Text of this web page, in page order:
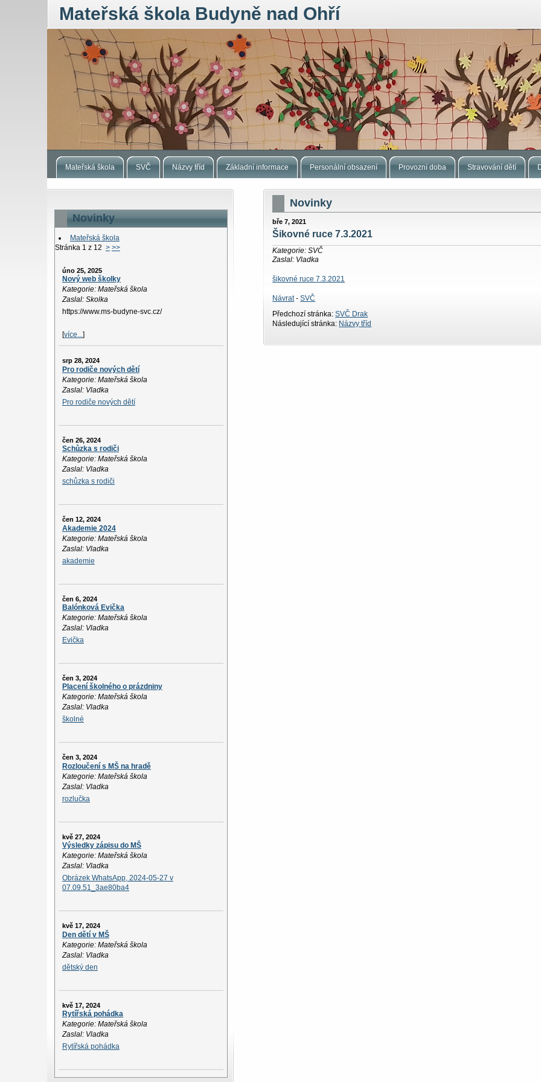
Mateřská škola Budyně nad Ohří
Mateřská škola SVČ Názvy tříd Základní informace Personální obsazení Provozní doba Stravování dětí
Novinky
Mateřská škola
Stránka 1 z 12 > >>
úno 25, 2025
Nový web školky
Kategorie: Mateřská škola
Zaslal: Skolka
https://www.ms-budyne-svc.cz/
[více...]
srp 28, 2024
Pro rodiče nových dětí
Kategorie: Mateřská škola
Zaslal: Vladka
Pro rodiče nových dětí
čen 26, 2024
Schůzka s rodiči
Kategorie: Mateřská škola
Zaslal: Vladka
schůzka s rodiči
čen 12, 2024
Akademie 2024
Kategorie: Mateřská škola
Zaslal: Vladka
akademie
čen 6, 2024
Balónková Evička
Kategorie: Mateřská škola
Zaslal: Vladka
Evička
čen 3, 2024
Placení školného o prázdniny
Kategorie: Mateřská škola
Zaslal: Vladka
školné
čen 3, 2024
Rozloučení s MŠ na hradě
Kategorie: Mateřská škola
Zaslal: Vladka
rozlučka
kvě 27, 2024
Výsledky zápisu do MŠ
Kategorie: Mateřská škola
Zaslal: Vladka
Obrázek WhatsApp, 2024-05-27 v
07.09.51_3ae80ba4
kvě 17, 2024
Den dětí v MŠ
Kategorie: Mateřská škola
Zaslal: Vladka
dětský den
kvě 17, 2024
Rytířská pohádka
Kategorie: Mateřská škola
Zaslal: Vladka
Rytířská pohádka
Novinky
bře 7, 2021
Šikovné ruce 7.3.2021
Kategorie: SVČ
Zaslal: Vladka
šikovné ruce 7.3.2021
Návrat-SVČ
Předchozí stránka:SVČ Drak
Následující stránka: Názvy tříd